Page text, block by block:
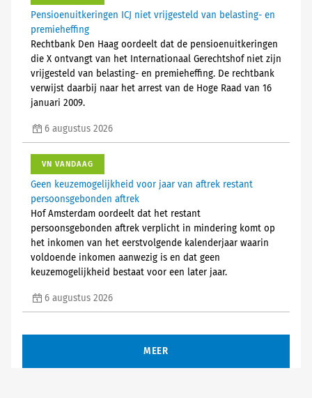
Pensioenuitkeringen ICJ niet vrijgesteld van belasting- en
premieheffing
Rechtbank Den Haag oordeelt dat de pensioenuitkeringen
die X ontvangt van het Internationaal Gerechtshof niet zijn
vrijgesteld van belasting- en premieheffing. De rechtbank
verwijst daarbij naar het arrest van de Hoge Raad van 16
januari 2009.
6 augustus 2026
VN VANDAAG
Geen keuzemogelijkheid voor jaar van aftrek restant
persoonsgebonden aftrek
Hof Amsterdam oordeelt dat het restant
persoonsgebonden aftrek verplicht in mindering komt op
het inkomen van het eerstvolgende kalenderjaar waarin
voldoende inkomen aanwezig is en dat geen
keuzemogelijkheid bestaat voor een later jaar.
6 augustus 2026
MEER